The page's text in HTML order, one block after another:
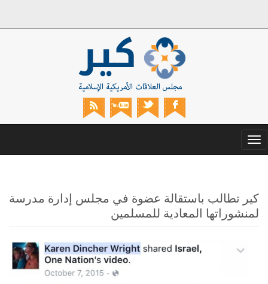
Toggle
navigation
كير تطالب باستقالة عضوة في مجلس إدارة مدرسة
لمنشوراتها المعادية للمسلمين